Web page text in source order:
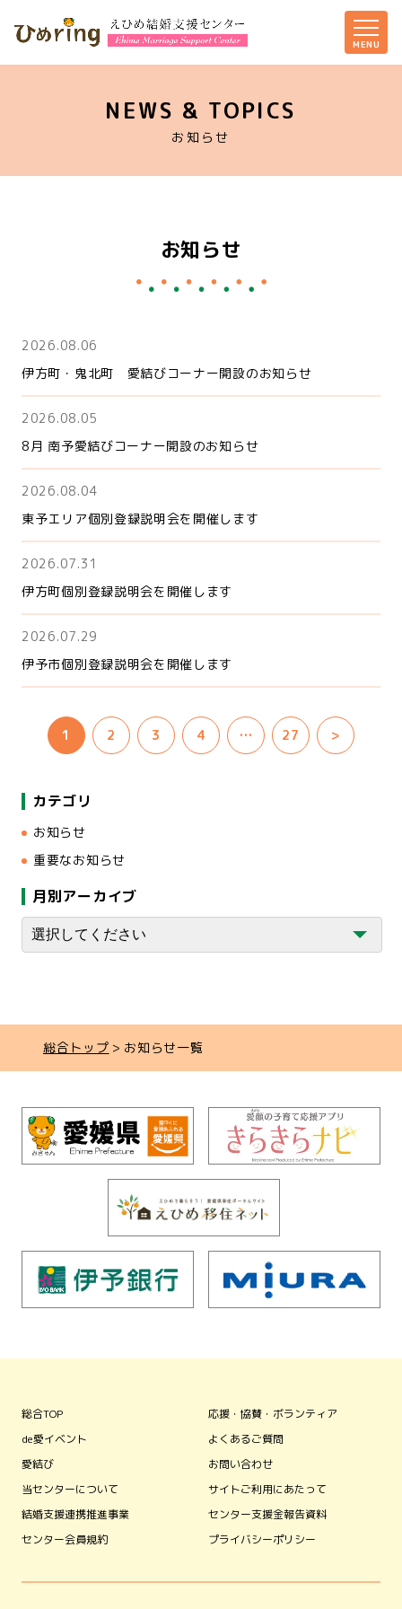
NEWS & TOPICS
お知らせ
お知らせ
2026.08.06
伊方町・鬼北町 愛結びコーナー開設のお知らせ
2026.08.05
8月 南予愛結びコーナー開設のお知らせ
2026.08.04
東予エリア個別登録説明会を開催します
2026.07.31
伊方町個別登録説明会を開催します
2026.07.29
伊予市個別登録説明会を開催します
1 2 3 4 … 27 >
カテゴリ
お知らせ
重要なお知らせ
月別アーカイブ
総合トップ お知らせ一覧
総合TOP
de愛イベント
愛結び
当センターについて
結婚支援連携推進事業
センター会員規約
応援・協賛・ボランティア
よくあるご質問
お問い合わせ
サイトご利用にあたって
センター支援金報告資料
プライバシーポリシー